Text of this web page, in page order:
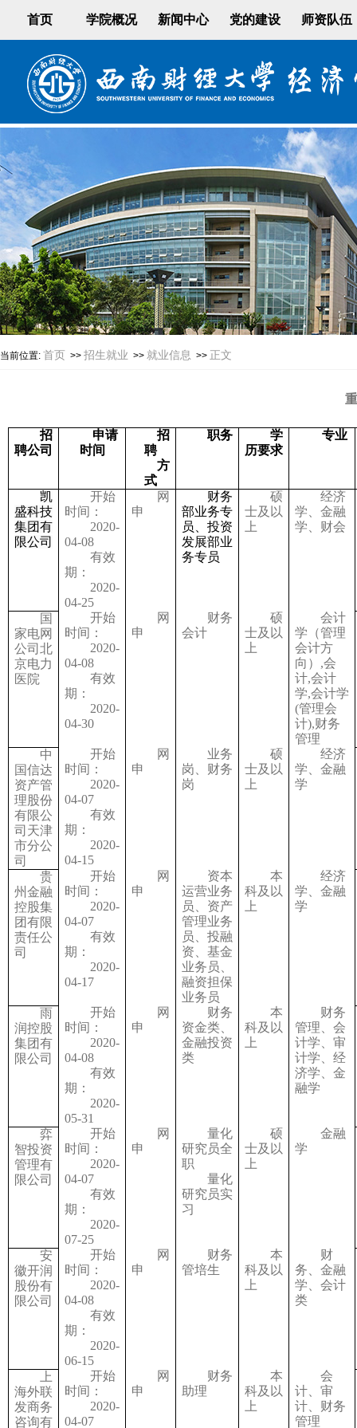
首页 学院概况 新闻中心 党的建设 师资队伍
当前位置: 首页 >> 招生就业 >> 就业信息 >> 正文
招
聘公司
申请
时间
招
聘
方
式
职务
学
历要求
专业
凯
盛科技
集团有
限公司
开始
时间：
2020-
04-08
有效
期：
2020-
04-25
网
申
财务
部业务专
员、投资
发展部业
务专员
硕
士及以
上
经济
学、金融
学、财会
国
家电网
公司北
京电力
医院
开始
时间：
2020-
04-08
有效
期：
2020-
04-30
网
申
财务
会计
硕
士及以
上
会计
学（管理
会计方
向）,会
计,会计
学,会计学
(管理会
计),财务
管理
中
国信达
资产管
理股份
有限公
司天津
市分公
司
开始
时间：
2020-
04-07
有效
期：
2020-
04-15
网
申
业务
岗、财务
岗
硕
士及以
上
经济
学、金融
学
贵
州金融
控股集
团有限
责任公
司
开始
时间：
2020-
04-07
有效
期：
2020-
04-17
网
申
资本
运营业务
员、资产
管理业务
员、投融
资、基金
业务员、
融资担保
业务员
本
科及以
上
经济
学、金融
学
雨
润控股
集团有
限公司
开始
时间：
2020-
04-08
有效
期：
2020-
05-31
网
申
财务
资金类、
金融投资
类
本
科及以
上
财务
管理、会
计学、审
计学、经
济学、金
融学
弈
智投资
管理有
限公司
开始
时间：
2020-
04-07
有效
期：
2020-
07-25
网
申
量化
研究员全
职
量化
研究员实
习
硕
士及以
上
金融
学
安
徽开润
股份有
限公司
开始
时间：
2020-
04-08
有效
期：
2020-
06-15
网
申
财务
管培生
本
科及以
上
财
务、金融
学、会计
类
上
海外联
发商务
咨询有
开始
时间：
2020-
04-07
网
申
财务
助理
本
科及以
上
会
计、审
计、财务
管理